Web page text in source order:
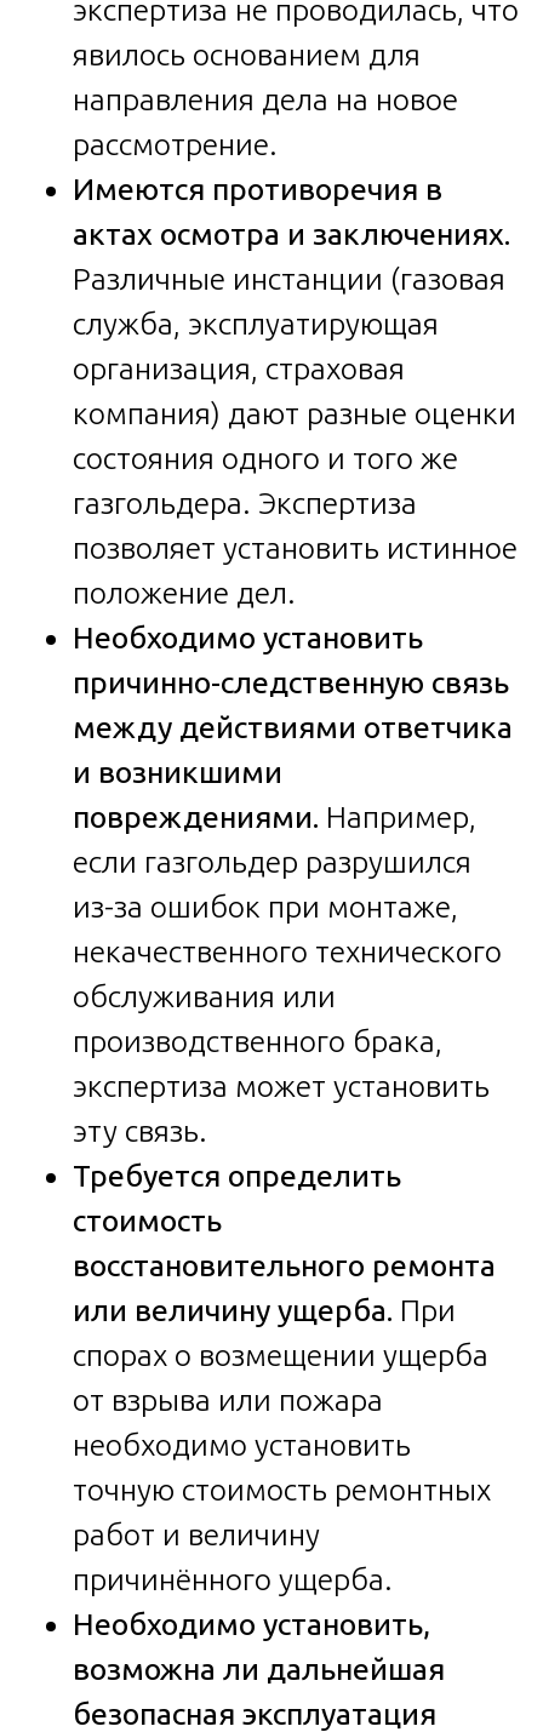
экспертиза не проводилась, что
явилось основанием для
направления дела на новое
рассмотрение.
Имеются противоречия в
актах осмотра и заключениях.
Различные инстанции (газовая
служба, эксплуатирующая
организация, страховая
компания) дают разные оценки
состояния одного и того же
газгольдера. Экспертиза
позволяет установить истинное
положение дел.
Необходимо установить
причинно-следственную связь
между действиями ответчика
и возникшими
повреждениями. Например,
если газгольдер разрушился
из-за ошибок при монтаже,
некачественного технического
обслуживания или
производственного брака,
экспертиза может установить
эту связь.
Требуется определить
стоимость
восстановительного ремонта
или величину ущерба. При
спорах о возмещении ущерба
от взрыва или пожара
необходимо установить
точную стоимость ремонтных
работ и величину
причинённого ущерба.
Необходимо установить,
возможна ли дальнейшая
безопасная эксплуатация